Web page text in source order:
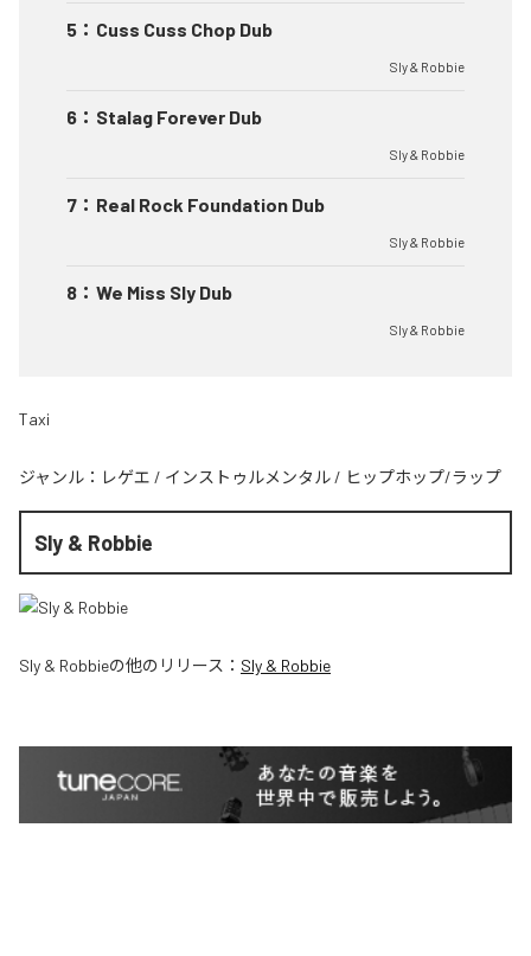
5 ： Cuss Cuss Chop Dub
Sly & Robbie
6 ： Stalag Forever Dub
Sly & Robbie
7 ： Real Rock Foundation Dub
Sly & Robbie
8 ： We Miss Sly Dub
Sly & Robbie
Taxi
ジャンル： レゲエ / インストゥルメンタル / ヒップホップ/ラップ
Sly & Robbie
Sly & Robbieの他のリリース： Sly & Robbie